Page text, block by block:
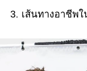
3. เส้นทางอาชีพ